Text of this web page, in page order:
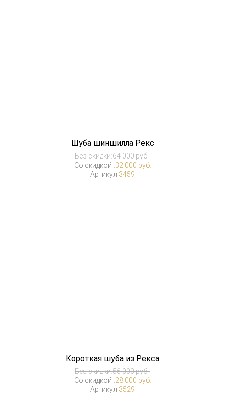
Шуба шиншилла Рекс
Без скидки:64 000 руб.
Со скидкой :32 000 руб.
Артикул:3459
Короткая шуба из Рекса
Без скидки:56 000 руб.
Со скидкой :28 000 руб.
Артикул:3529